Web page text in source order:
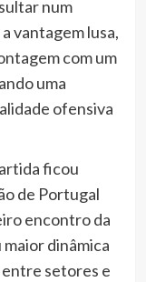
num
vantagem lusa,
com um
uma
ofensiva
ficou
de Portugal
encontro da
dinâmica
setores e